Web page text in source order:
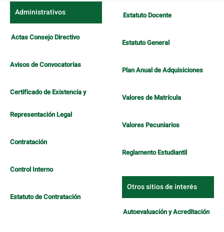
Administrativos
Actas Consejo Directivo
Avisos de Convocatorias
Certificado de Existencia y
Representación Legal
Contratación
Control Interno
Estatuto de Contratación
Estatuto Docente
Estatuto General
Plan Anual de Adquisiciones
Valores de Matrícula
Valores Pecuniarios
Reglamento Estudiantil
Otros sitios de interés
Autoevaluación y Acreditación